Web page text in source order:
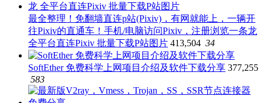
最全整理！免翻墙直连p站(Pixiv)，有网就能上，一辆开
往Pixiv的直通车！手机/电脑访问Pixiv，注册浏览一条龙
全平台直连Pixiv 批量下载P站图片 413,504 34
SoftEther 免费科学上网项目介绍及软件下载分享 377,255
583